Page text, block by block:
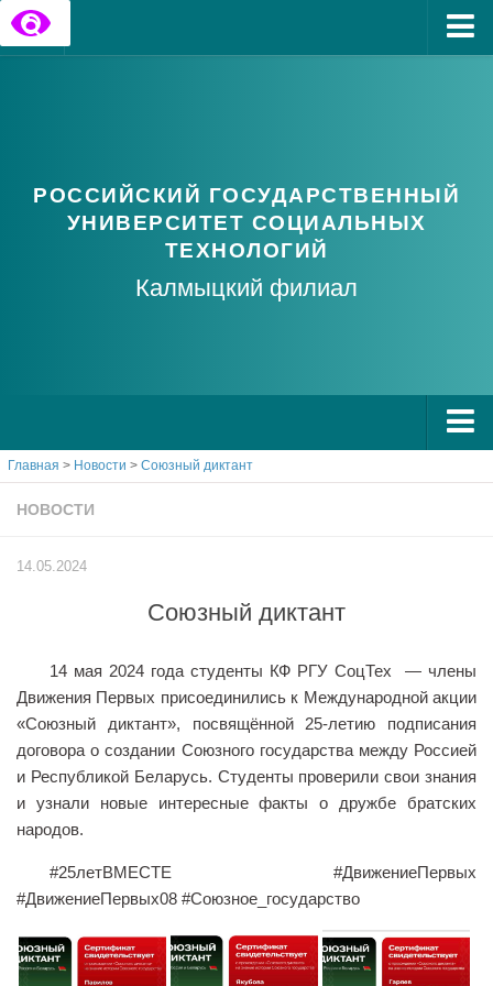
Часто задаваемые вопросы
РОССИЙСКИЙ ГОСУДАРСТВЕННЫЙ
УНИВЕРСИТЕТ СОЦИАЛЬНЫХ
ТЕХНОЛОГИЙ
Калмыцкий филиал
О РГУ СоцТех
Учёный совет
Контакты РГУ СоцТех
Абитуриенту
Рейтинговые списки
Рекомендованные к зачислению
Приказы о зачислении
полугодие
Коллективные творческие дела
Главная > Новости > Союзный диктант
НОВОСТИ
14.05.2024
Союзный диктант
14 мая 2024 года студенты КФ РГУ СоцТех — члены
Движения Первых присоединились к Международной акции
«Союзный диктант», посвящённой 25-летию подписания
договора о создании Союзного государства между Россией
и Республикой Беларусь. Студенты проверили свои знания
и узнали новые интересные факты о дружбе братских
народов.
#25летВМЕСТЕ #ДвижениеПервых
#ДвижениеПервых08 #Союзное_государство